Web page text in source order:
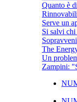
Quanto è
Serve un
Si salvi
The
Un
Zampini: